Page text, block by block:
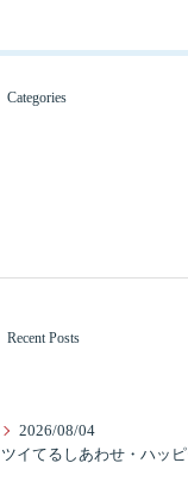
Categories
Recent Posts
2026/08/04